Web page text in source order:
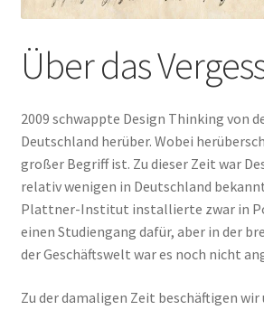
Über das
2009 schwappte Design Thinking von
Deutschland herüber. Wobei
großer Begriff ist. Zu dieser Zeit war
relativ wenigen in Deutschland
Plattner-Institut installierte zwar in
einen Studiengang dafür, aber in der
der Geschäftswelt war es noch nicht
Zu der damaligen Zeit beschäftigen wir